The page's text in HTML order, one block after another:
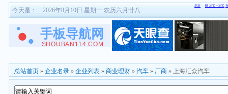
今天是： 2026年8月10日 星期一 农历六月廿八
总站首页 » 企业名录 » 企业列表 » 商业理财 » 汽车 » 厂商 » 上海汇众汽车